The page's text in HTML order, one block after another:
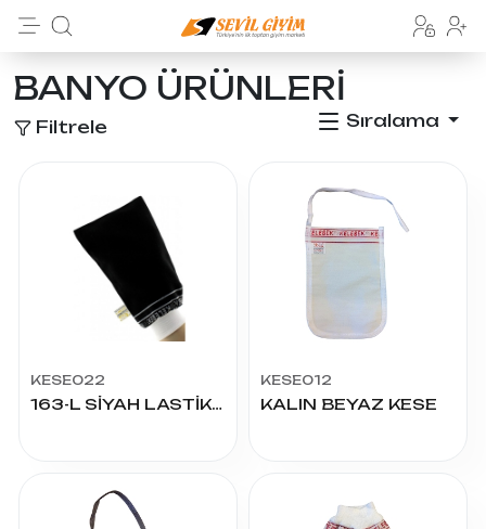
BANYO ÜRÜNLERİ
Filtrele Sıralama
KESE022
163-L SİYAH LASTİKLİ OSMANLI KESE
KESE012
KALIN BEYAZ KESE